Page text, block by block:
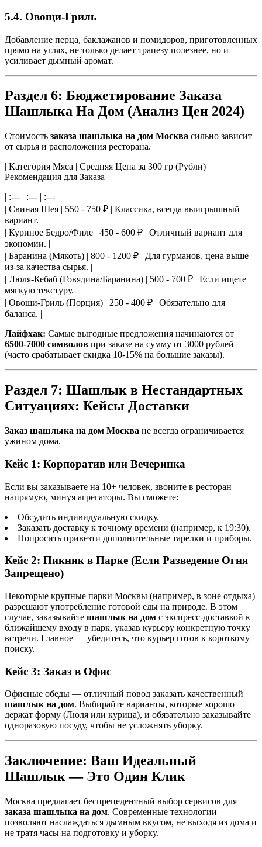
5.4. Овощи-Гриль
Добавление перца, баклажанов и помидоров, приготовленных
прямо на углях, не только делает трапезу полезнее, но и
усиливает дымный аромат.
Раздел 6: Бюджетирование Заказа
Шашлыка На Дом (Анализ Цен 2024)
Стоимость заказа шашлыка на дом Москва сильно зависит
от сырья и расположения ресторана.
| Категория Мяса | Средняя Цена за 300 гр (Рубли) |
Рекомендация для Заказа |
| :--- | :--- | :--- |
| Свиная Шея | 550 - 750 ₽ | Классика, всегда выигрышный
вариант. |
| Куриное Бедро/Филе | 450 - 600 ₽ | Отличный вариант для
экономии. |
| Баранина (Мякоть) | 800 - 1200 ₽ | Для гурманов, цена выше
из-за качества сырья. |
| Люля-Кебаб (Говядина/Баранина) | 500 - 700 ₽ | Если ищете
мягкую текстуру. |
| Овощи-Гриль (Порция) | 250 - 400 ₽ | Обязательно для
баланса. |
Лайфхак: Самые выгодные предложения начинаются от
6500-7000 символов при заказе на сумму от 3000 рублей
(часто срабатывает скидка 10-15% на большие заказы).
Раздел 7: Шашлык в Нестандартных
Ситуациях: Кейсы Доставки
Заказ шашлыка на дом Москва не всегда ограничивается
ужином дома.
Кейс 1: Корпоратив или Вечеринка
Если вы заказываете на 10+ человек, звоните в ресторан
напрямую, минуя агрегаторы. Вы сможете:
Обсудить индивидуальную скидку.
Заказать доставку к точному времени (например, к 19:30).
Попросить привезти дополнительные тарелки и приборы.
Кейс 2: Пикник в Парке (Если Разведение Огня
Запрещено)
Некоторые крупные парки Москвы (например, в зоне отдыха)
разрешают употребление готовой еды на природе. В этом
случае, заказывайте шашлык на дом с экспресс-доставкой к
ближайшему входу в парк, указав курьеру конкретную точку
встречи. Главное — убедитесь, что курьер готов к короткому
поиску.
Кейс 3: Заказ в Офис
Офисные обеды — отличный повод заказать качественный
шашлык на дом. Выбирайте варианты, которые хорошо
держат форму (Люля или курица), и обязательно заказывайте
одноразовую посуду, чтобы не усложнять уборку.
Заключение: Ваш Идеальный
Шашлык — Это Один Клик
Москва предлагает беспрецедентный выбор сервисов для
заказа шашлыка на дом. Современные технологии
позволяют наслаждаться дымным вкусом, не выходя из дома и
не тратя часы на подготовку и уборку.